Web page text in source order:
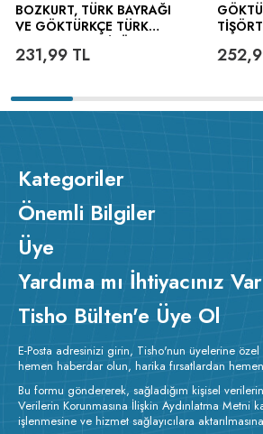
BOZKURT, TÜRK BAYRAĞI
VE GÖKTÜRKÇE TÜRK
231,99 TL
TIŞÖRT
Kategoriler
Önemli Bilgiler
Üye
Yardıma mı İhtiyacınız
Tisho Bülten'e Üye Ol
E-Posta adresinizi girin, Tisho'nun üyelerine özel
hemen haberdar olun, harika fırsatlardan
Bu formu göndererek, sağladığım kişisel
Verilerin Korunmasına İlişkin Aydınlatma Metni
işlenmesine ve hizmet sağlayıcılara